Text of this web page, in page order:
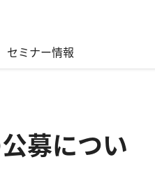
セミナー情報
募につい